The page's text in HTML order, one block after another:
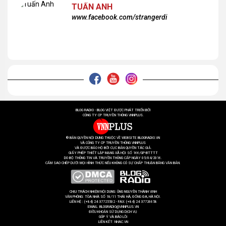
TUẤN ANH
www.facebook.com/strangerdi
BLOG RADIO - BLOG VIỆT ĐƯỢC PHÁT TRIỂN BỞI
CÔNG TY CP TRUYỀN THÔNG VNNPLUS.
® BẢN QUYỀN NỘI DUNG THUỘC VỀ WEBSITE BLOGRADIO.VN
VÀ CÔNG TY CP TRUYỀN THÔNG VNNPLUS
VÀ ĐƯỢC BẢO HỘ BỞI CỤC BẢN QUYỀN TÁC GIẢ.
GIẤY PHÉP THIẾT LẬP MẠNG XÃ HỘI SỐ 166/GP-BTTTT
DO BỘ THÔNG TIN VÀ TRUYỀN THÔNG CẤP NGÀY 05/04/2016.
CẤM SAO CHÉP DƯỚI MỌI HÌNH THỨC NẾU KHÔNG CÓ SỰ CHẤP THUẬN BẰNG VĂN BẢN.
CHỊU TRÁCH NHIỆM NỘI DUNG: ÔNG NGUYỄN THÀNH VINH
VĂN PHÒNG: TÒA NHÀ SỐ 18/11 THÁI HÀ, ĐỐNG ĐA, HÀ NỘI.
LIÊN HỆ : (+84) 24 37725502 - FAX: (+84) 24 37726658
EMAIL: BLOGRADIO@VNNPLUS.VN
ĐIỀU KHOẢN SỬ DỤNG DỊCH VỤ
GÓP Ý VÀ BÁO LỖI
LIÊN KẾT:NHAC.VN